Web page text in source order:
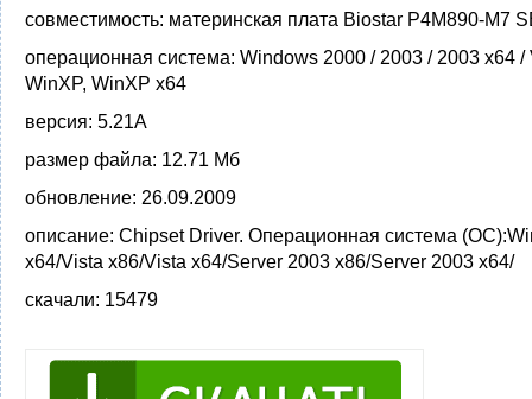
совместимость: материнская плата Biostar P4M890-M7
операционная система: Windows 2000 / 2003 / 2003 x64
WinXP, WinXP x64
версия: 5.21A
размер файла: 12.71 Мб
обновление: 26.09.2009
описание: Chipset Driver. Операционная система
x64/Vista x86/Vista x64/Server 2003 x86/Server 2003 x64/
скачали: 15479